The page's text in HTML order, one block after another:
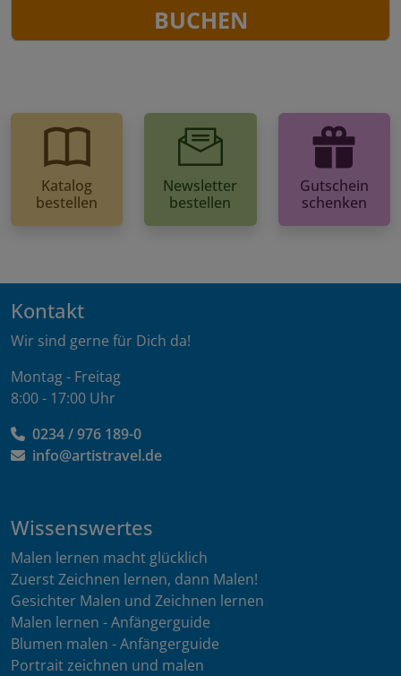
BUCHEN
Katalog
bestellen
Newsletter
bestellen
Gutschein
schenken
Kontakt
Wir sind gerne für Dich da!
Montag - Freitag
8:00 - 17:00 Uhr
0234 / 976 189-0
info@artistravel.de
Wissenswertes
Malen lernen macht glücklich
Zuerst Zeichnen lernen, dann Malen!
Gesichter Malen und Zeichnen lernen
Malen lernen - Anfängerguide
Blumen malen - Anfängerguide
Portrait zeichnen und malen